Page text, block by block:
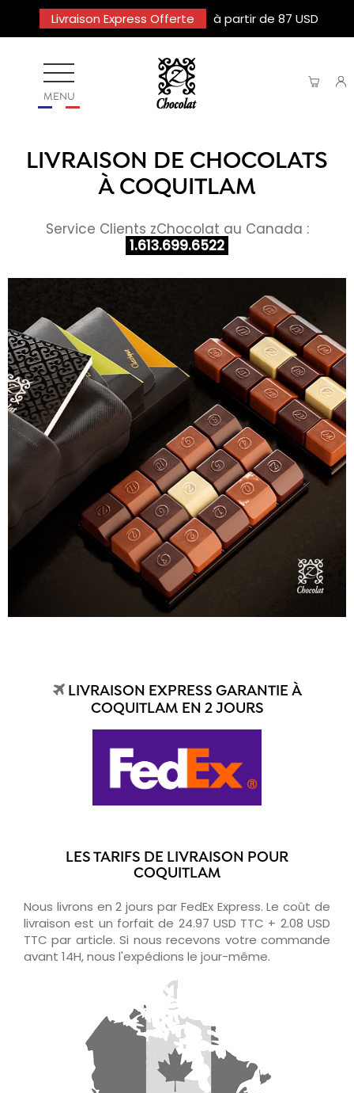
Livraison Express Offerte à partir de 87 USD
MENU
LIVRAISON DE CHOCOLATS
À COQUITLAM
Service Clients zChocolat au Canada :
1.613.699.6522
LIVRAISON EXPRESS GARANTIE À
COQUITLAM EN 2 JOURS
LES TARIFS DE LIVRAISON POUR
COQUITLAM
Nous livrons en 2 jours par FedEx Express. Le coût de
livraison est un forfait de 24.97 USD TTC + 2.08 USD
TTC par article. Si nous recevons votre commande
avant 14H, nous l'expédions le jour-même.